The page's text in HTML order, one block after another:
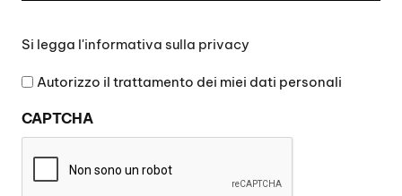
legga
l'informativa
privacy
Si legga l'informativa sulla privacy
Autorizzo il trattamento dei miei dati personali
CAPTCHA